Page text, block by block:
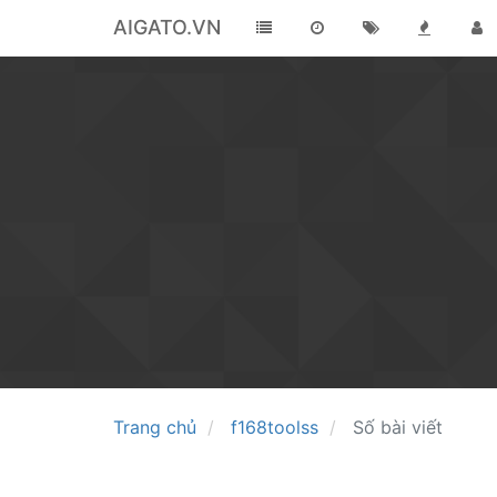
AIGATO.VN
Trang chủ f168toolss Số bài viết